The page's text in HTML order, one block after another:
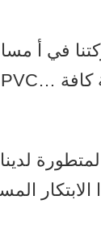
لدينا